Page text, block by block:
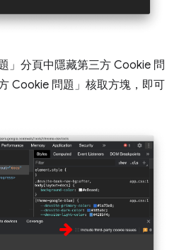
」分頁中隱藏第三方 Cookie 問
Cookie 問題」 核取方塊，即可